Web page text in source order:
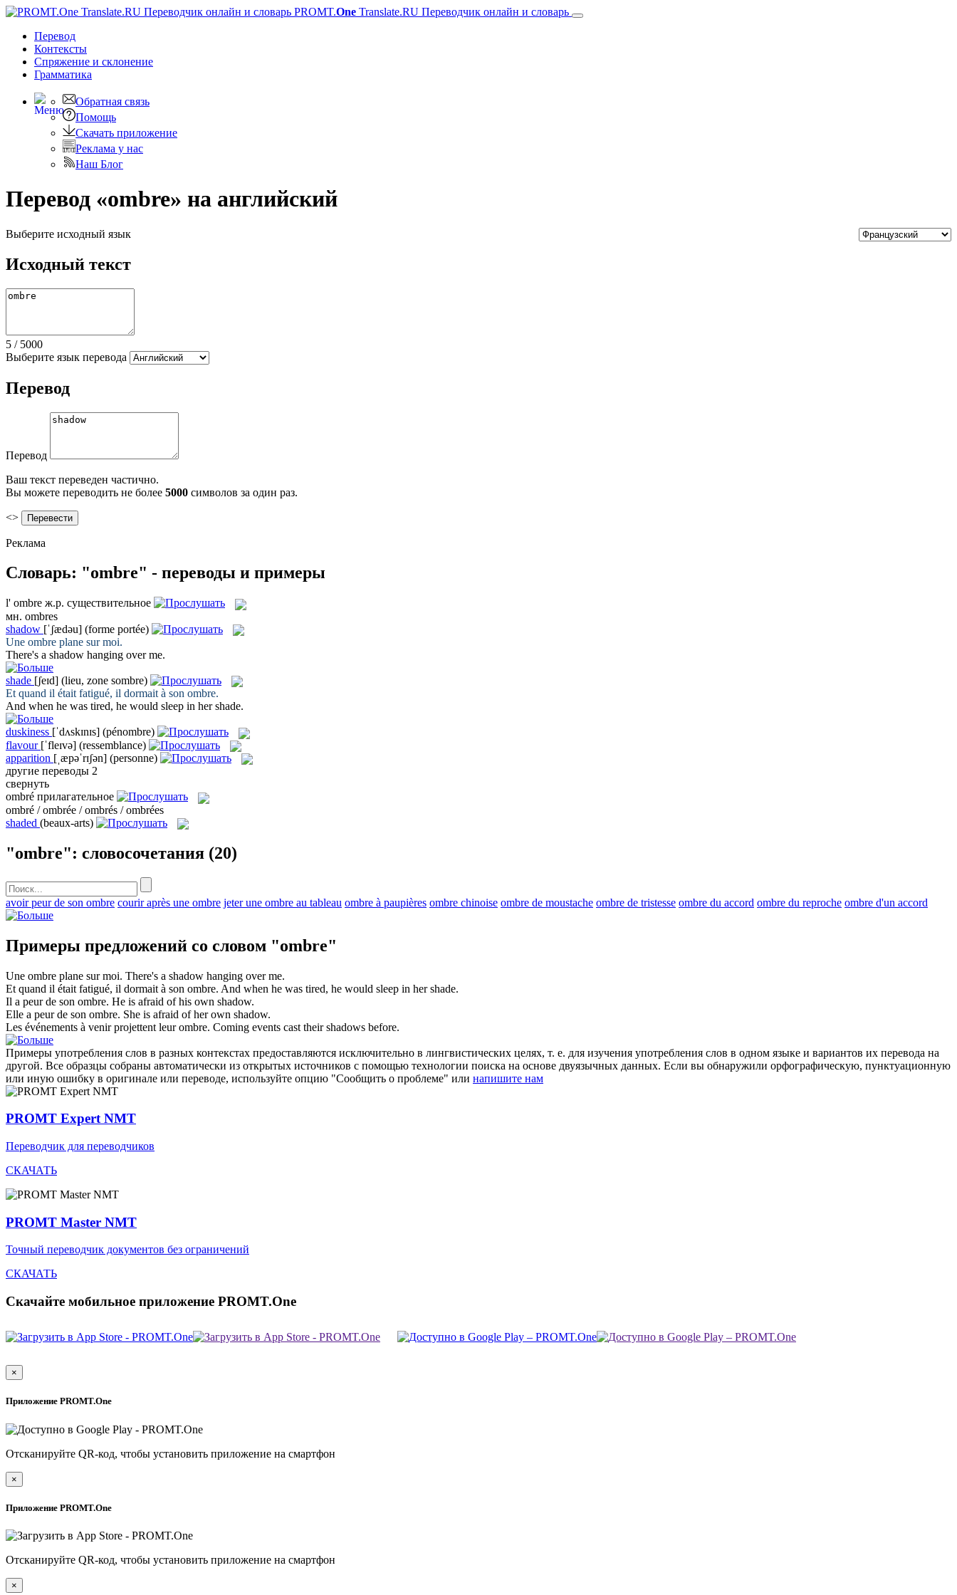
PROMT.One Translate.RU Переводчик онлайн и словарь
Перевод
Контексты
Спряжение и склонение
Грамматика
Обратная связь
Помощь
Скачать приложение
Реклама у нас
Наш Блог
Перевод «ombre» на английский
Выберите исходный язык
Исходный текст
5 / 5000
Выберите язык перевода
Перевод
Перевод
Ваш текст переведен частично.
Вы можете переводить не более 5000 символов за один раз.
<>
Реклама
Словарь: "ombre" - переводы и примеры
l' ombre ж.р. существительное
мн. ombres
shadow [ˈʃædəu] (forme portée)
Une ombre plane sur moi.
There's a shadow hanging over me.
shade [ʃeɪd] (lieu, zone sombre)
Et quand il était fatigué, il dormait à son ombre.
And when he was tired, he would sleep in hershade.
duskiness [ˈdʌskɪnɪs] (pénombre)
flavour [ˈfleɪvə] (ressemblance)
apparition [ˌæpəˈrɪʃən] (personne)
другие переводы 2
свернуть
ombré прилагательное
ombré / ombrée / ombrés / ombrées
shaded (beaux-arts)
"ombre": словосочетания (20)
avoir peur de son ombre courir après une ombre jeter une ombre au tableau ombre à paupières ombre chinoise ombre de moustache ombre de tristesse ombre du accord ombre du reproche ombre d'un accord
Примеры предложений со словом "ombre"
Une ombre plane sur moi. There's a shadow hanging over me.
Et quand il était fatigué, il dormait à son ombre. And when he was tired, he would sleep in hershade.
Il a peur de son ombre. He is afraid of his own shadow.
Elle a peur de son ombre. She is afraid of her own shadow.
Les événements à venir projettent leurombre. Coming events cast theirshadows before.
Примеры употребления слов в разных контекстах предоставляются исключительно в лингвистических целях, т. е. для изучения употребления слов в одном языке и вариантов их перевода на
другой. Все образцы собраны автоматически из открытых источников с помощью технологии поиска на основе двуязычных данных. Если вы обнаружили орфографическую, пунктуационную
или иную ошибку в оригинале или переводе, используйте опцию "Сообщить о проблеме" или напишите нам
PROMT Expert NMT
Переводчик для переводчиков
СКАЧАТЬ
PROMT Master NMT
Точный переводчик документов без ограничений
СКАЧАТЬ
Скачайте мобильное приложение PROMT.One
×
Приложение PROMT.One
Отсканируйте QR-код, чтобы установить приложение на смартфон
×
Приложение PROMT.One
Отсканируйте QR-код, чтобы установить приложение на смартфон
×